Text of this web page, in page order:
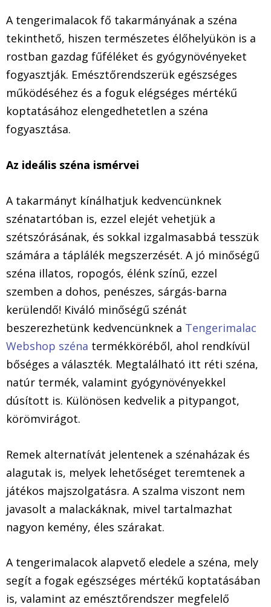
A tengerimalacok fő takarmányának a széna
tekinthető, hiszen természetes élőhelyükön is a
rostban gazdag fűféléket és gyógynövényeket
fogyasztják. Emésztőrendszerük egészséges
működéséhez és a foguk elégséges mértékű
koptatásához elengedhetetlen a széna
fogyasztása.
Az ideális széna ismérvei
A takarmányt kínálhatjuk kedvencünknek
szénatartóban is, ezzel elejét vehetjük a
szétszórásának, és sokkal izgalmasabbá tesszük
számára a táplálék megszerzését. A jó minőségű
széna illatos, ropogós, élénk színű, ezzel
szemben a dohos, penészes, sárgás-barna
kerülendő! Kiváló minőségű szénát
beszerezhetünk kedvencünknek a Tengerimalac
Webshop széna termékköréből, ahol rendkívül
bőséges a választék. Megtalálható itt réti széna,
natúr termék, valamint gyógynövényekkel
dúsított is. Különösen kedvelik a pitypangot,
körömvirágot.
Remek alternatívát jelentenek a szénaházak és
alagutak is, melyek lehetőséget teremtenek a
játékos majszolgatásra. A szalma viszont nem
javasolt a malackáknak, mivel tartalmazhat
nagyon kemény, éles szárakat.
A tengerimalacok alapvető eledele a széna, mely
segít a fogak egészséges mértékű koptatásában
is, valamint az emésztőrendszer megfelelő